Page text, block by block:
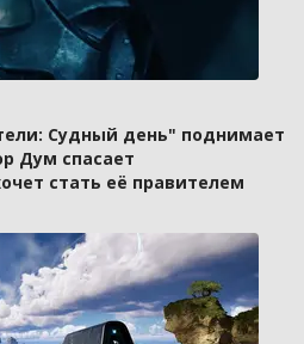
Судный день" поднимает
Дум спасает
стать её правителем